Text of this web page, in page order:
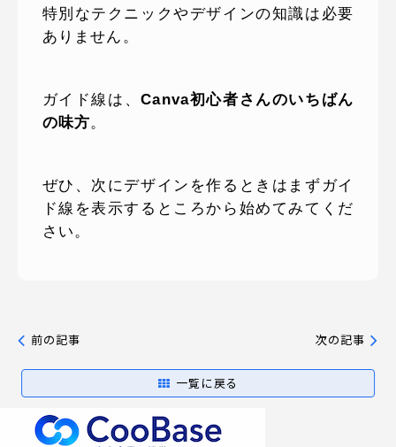
特別なテクニックやデザインの知識は必要
ありません。
ガイド線は、Canva初心者さんのいちばん
の味方。
ぜひ、次にデザインを作るときはまずガイ
ド線を表示するところから始めてみてくだ
さい。
前の記事
一覧に戻る
次の記事